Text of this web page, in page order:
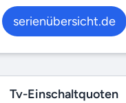
serienübersicht.de
Tv-Einschaltquoten